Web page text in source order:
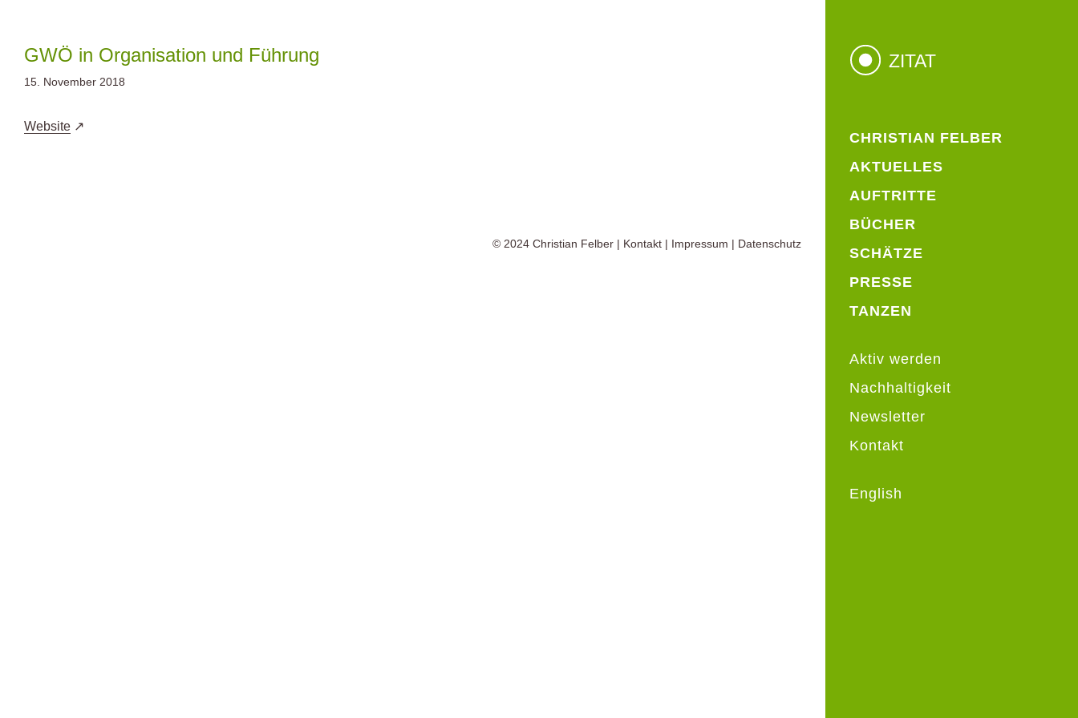
springen
CHRISTIAN FELBER
AKTUELLES
AUFTRITTE
BÜCHER
SCHÄTZE
PRESSE
TANZEN
Aktiv werden
Nachhaltigkeit
Newsletter
Kontakt
English
ZITAT
GWÖ in Organisation und Führung
15. November 2018
Website
© 2024 Christian Felber | Kontakt | Impressum | Datenschutz